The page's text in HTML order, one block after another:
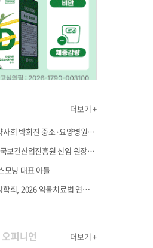
더보기 +
한국병원약사회 박희진 중소·요양병원이사(충청북도 청주의료원 약제팀장) 부친상
복지부, 한국보건산업진흥원 신임 원장에 고상백 교수 임명
모닝 대표 아들
한국임상약학회, 2026 약물치료법 연수강좌 8월 21일 개최
오피니언 더보기 +